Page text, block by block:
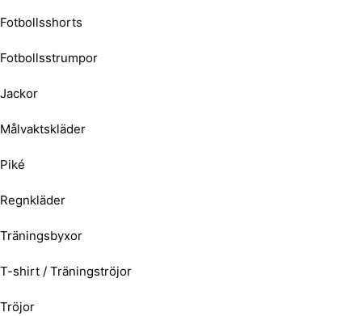
Fotbollsshorts
Fotbollsstrumpor
Jackor
Målvaktskläder
Piké
Regnkläder
Träningsbyxor
T-shirt / Träningströjor
Tröjor